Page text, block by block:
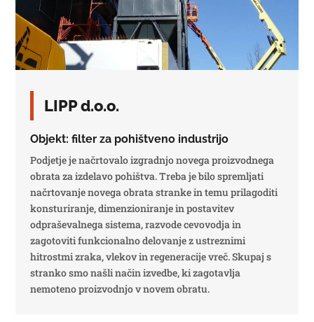
LIPP d.o.o.
Objekt: filter za pohištveno industrijo
Podjetje je načrtovalo izgradnjo novega proizvodnega
obrata za izdelavo pohištva. Treba je bilo spremljati
načrtovanje novega obrata stranke in temu prilagoditi
konsturiranje, dimenzioniranje in postavitev
odpraševalnega sistema, razvode cevovodja in
zagotoviti funkcionalno delovanje z ustreznimi
hitrostmi zraka, vlekov in regeneracije vreč. Skupaj s
stranko smo našli način izvedbe, ki zagotavlja
nemoteno proizvodnjo v novem obratu.